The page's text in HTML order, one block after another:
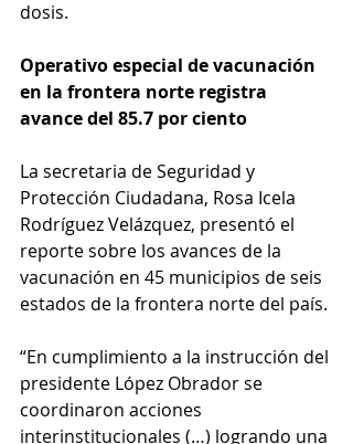
dosis.
Operativo especial de vacunación
en la frontera norte registra
avance del 85.7 por ciento
La secretaria de Seguridad y
Protección Ciudadana, Rosa Icela
Rodríguez Velázquez, presentó el
reporte sobre los avances de la
vacunación en 45 municipios de seis
estados de la frontera norte del país.
“En cumplimiento a la instrucción del
presidente López Obrador se
coordinaron acciones
interinstitucionales (…) logrando una